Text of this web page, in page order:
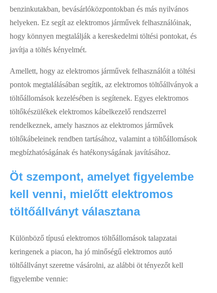
benzinkutakban, bevásárlóközpontokban és más nyilvános
helyeken. Ez segít az elektromos járművek felhasználóinak,
hogy könnyen megtalálják a kereskedelmi töltési pontokat, és
javítja a töltés kényelmét.
Amellett, hogy az elektromos járművek felhasználóit a töltési
pontok megtalálásában segítik, az elektromos töltőállványok a
töltőállomások kezelésében is segítenek. Egyes elektromos
töltőkészülékek elektromos kábelkezelő rendszerrel
rendelkeznek, amely hasznos az elektromos járművek
töltőkábeleinek rendben tartásához, valamint a töltőállomások
megbízhatóságának és hatékonyságának javításához.
Öt szempont, amelyet figyelembe
kell venni, mielőtt elektromos
töltőállványt választana
Különböző típusú elektromos töltőállomások talapzatai
keringenek a piacon, ha jó minőségű elektromos autó
töltőállványt szeretne vásárolni, az alábbi öt tényezőt kell
figyelembe vennie: